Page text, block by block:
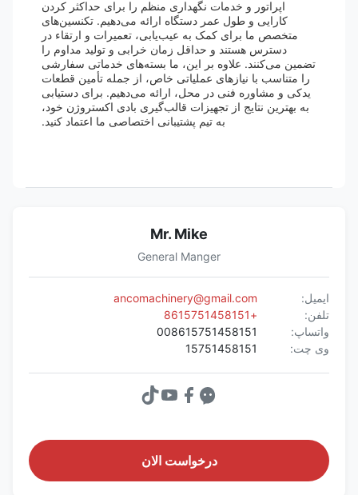
اپراتور و خدمات نگهداری منظم را برای حداکثر کردن
کارایی و طول عمر دستگاه ارائه می‌دهیم. تکنسین‌های
متخصص ما برای کمک به عیب‌یابی، تعمیرات و ارتقاء در
دسترس هستند و حداقل زمان خرابی و تولید مداوم را
تضمین می‌کنند. علاوه بر این، ما بسته‌های خدماتی سفارشی
را متناسب با نیازهای عملیاتی خاص، از جمله تأمین قطعات
یدکی و مشاوره فنی در محل، ارائه می‌دهیم. برای دستیابی
به بهترین نتایج از تجهیزات قالب‌گیری بادی اکستروژن خود،
به تیم پشتیبانی اختصاصی ما اعتماد کنید.
Mr. Mike
General Manger
ایمیل:
ancomachinery@gmail.com
واتساپ:
008615751458151
وی چت:
15751458151
درخواست الان